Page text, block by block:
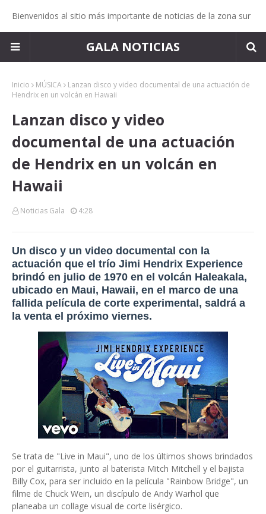
Bienvenidos al sitio más importante de noticias de la zona sur
GALA NOTICIAS
Inicio MÚSICA
Lanzan disco y video documental de una actuación de
Hendrix en un volcán en Hawaii
Lanzan disco y video
documental de una actuación
de Hendrix en un volcán en
Hawaii
Noticias Gala 4:28
Un disco y un video documental con la
actuación que el trío Jimi Hendrix Experience
brindó en julio de 1970 en el volcán Haleakala,
ubicado en Maui, Hawaii, en el marco de una
fallida película de corte experimental, saldrá a
la venta el próximo viernes.
Se trata de "Live in Maui", uno de los últimos shows brindados
por el guitarrista, junto al baterista Mitch Mitchell y el bajista
Billy Cox, para ser incluido en la película "Rainbow Bridge", un
filme de Chuck Wein, un discípulo de Andy Warhol que
planeaba un collage visual de corte lisérgico.